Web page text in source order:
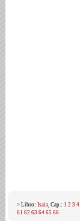
> Libro: Isaia, Cap.: 1 2 3 4
61 62 63 64 65 66